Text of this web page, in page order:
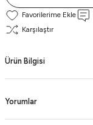
Karşılaştır
Ürün Bilgisi
Yorumlar